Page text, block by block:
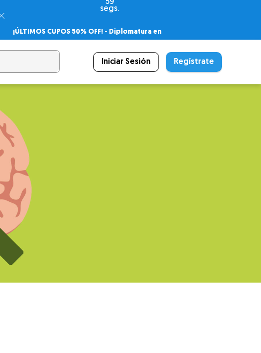
57
segs.
¡ÚLTIMOS CUPOS 50% OFF! - Diplomatura en
– Certificado Universitario
Iniciar Sesión Regístrate